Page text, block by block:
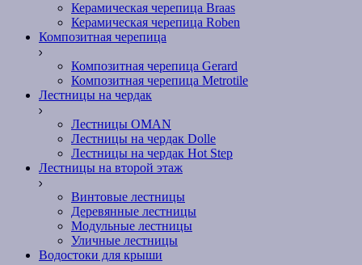
Керамическая черепица Braas
Керамическая черепица Roben
Композитная черепица
Композитная черепица Gerard
Композитная черепица Metrotile
Лестницы на чердак
Лестницы OMAN
Лестницы на чердак Dolle
Лестницы на чердак Hot Step
Лестницы на второй этаж
Винтовые лестницы
Деревянные лестницы
Модульные лестницы
Уличные лестницы
Водостоки для крыши